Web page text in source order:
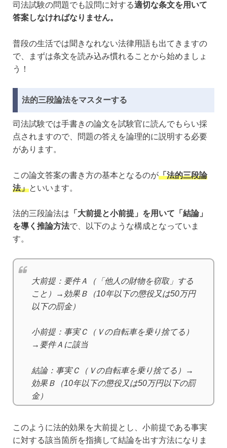
司法試験の問題でも設問に対する適切な条文を用いて
答案しなければなりません。
普段の生活では聞きなれない法律用語も出てきますの
で、まずは条文を読み込み慣れることから始めましょ
う！
法的三段論法をマスターする
司法試験では手書きの論文を試験官に読んでもらい採
点されますので、問題の答えを論理的に説明する必要
があります。
この論文答案の書き方の基本となるのが「法的三段論
法」といいます。
法的三段論法は 「大前提と小前提」を用いて「結論」
を導く推論方法で、以下のような構成となっていま
す。
大前提：要件Ａ（「他人の財物を窃取」する
こと）→効果Ｂ（10年以下の懲役又は50万円
以下の罰金）
小前提：事実Ｃ（Ｖの自転車を乗り捨てる）
→要件Ａに該当
結論：事実Ｃ（Ｖの自転車を乗り捨てる）→
効果Ｂ（10年以下の懲役又は50万円以下の罰
金）
このように法的効果を大前提とし、小前提である事実
に対する該当箇所を指摘して結論を出す方法になりま